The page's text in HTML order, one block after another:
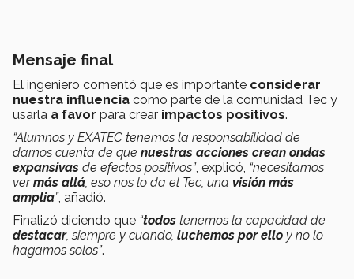
Mensaje final
El ingeniero comentó que es importante considerar
nuestra influencia como parte de la comunidad Tec y
usarla a favor para crear impactos positivos.
“Alumnos y EXATEC tenemos la responsabilidad de
darnos cuenta de que nuestras acciones crean ondas
expansivas de efectos positivos”, explicó, “necesitamos
vermás allá , eso nos lo da el Tec, una visión más
amplia”, añadió.
Finalizó diciendo que “todos tenemos la capacidad de
destacar, siempre y cuando, luchemos por ello y no lo
hagamos solos”.